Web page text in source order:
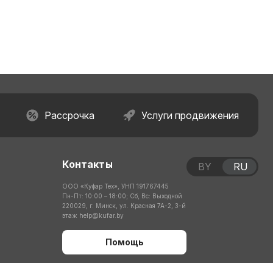
Рассрочка Услуги продвижения
Контакты
ООО «Куфар Тех», УНП 191767445
Пн-Пт: 10:00 – 18:00; Сб, Вс: Выходной
220029, г. Минск, ул. Красная 7А-2, 3-й
этаж help@kufar.by
Помощь
BY RU